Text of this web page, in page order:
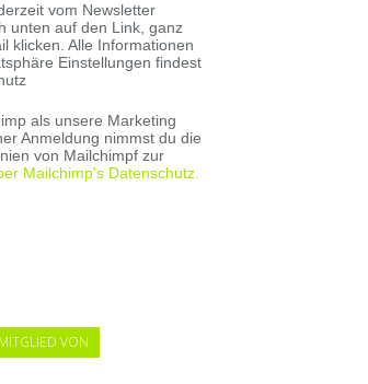
vom Newsletter
unten auf den Link, ganz
klicken. Alle Informationen
Einstellungen findest
als unsere Marketing
Anmeldung nimmst du die
von Mailchimpf zur
Mailchimp's Datenschutz.
VON